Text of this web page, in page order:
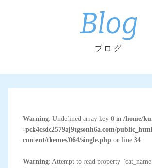
Blog
ブログ
Warning: Undefined array key 0 in /home/
-pck4csdc2579aj9tgsonh6a.com/
content/themes/064/single.phpon line 34
Warning: Attempt to read property